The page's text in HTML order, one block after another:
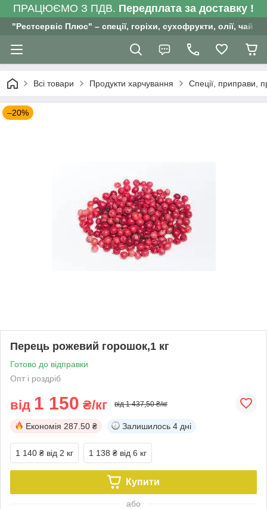
ПРАЦЮЄМО З ПДВ. Передплата за доставку !
"Рестсервіс Плюс" – спеції, горіхи, сухофрукти, олії, чай ,
Всі товари Продукти харчування Спеції, приправи,
–20%
Перець рожевий горошок,1 кг
Готово до відправки
Опт і роздріб
від 1 150 ₴/кг від 1 437,50 ₴/кг
Економія 287.50 ₴ Залишилось 4 дні
1 140 ₴ від 2 кг 1 138 ₴ від 6 кг
Купити
або